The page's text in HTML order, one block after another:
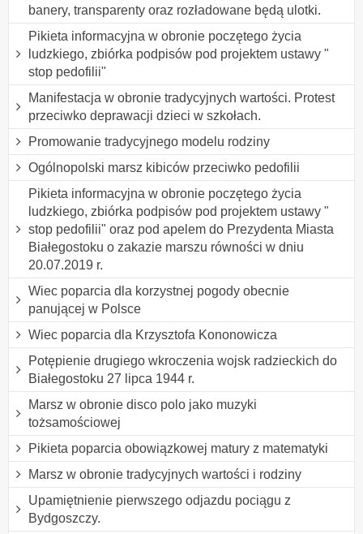
banery, transparenty oraz rozładowane będą ulotki.
Pikieta informacyjna w obronie poczętego życia
ludzkiego, zbiórka podpisów pod projektem ustawy "
stop pedofilii"
Manifestacja w obronie tradycyjnych wartości. Protest
przeciwko deprawacji dzieci w szkołach.
Promowanie tradycyjnego modelu rodziny
Ogólnopolski marsz kibiców przeciwko pedofilii
Pikieta informacyjna w obronie poczętego życia
ludzkiego, zbiórka podpisów pod projektem ustawy "
stop pedofilii" oraz pod apelem do Prezydenta Miasta
Białegostoku o zakazie marszu równości w dniu
20.07.2019 r.
Wiec poparcia dla korzystnej pogody obecnie
panującej w Polsce
Wiec poparcia dla Krzysztofa Kononowicza
Potępienie drugiego wkroczenia wojsk radzieckich do
Białegostoku 27 lipca 1944 r.
Marsz w obronie disco polo jako muzyki
tożsamościowej
Pikieta poparcia obowiązkowej matury z matematyki
Marsz w obronie tradycyjnych wartości i rodziny
Upamiętnienie pierwszego odjazdu pociągu z
Bydgoszczy.